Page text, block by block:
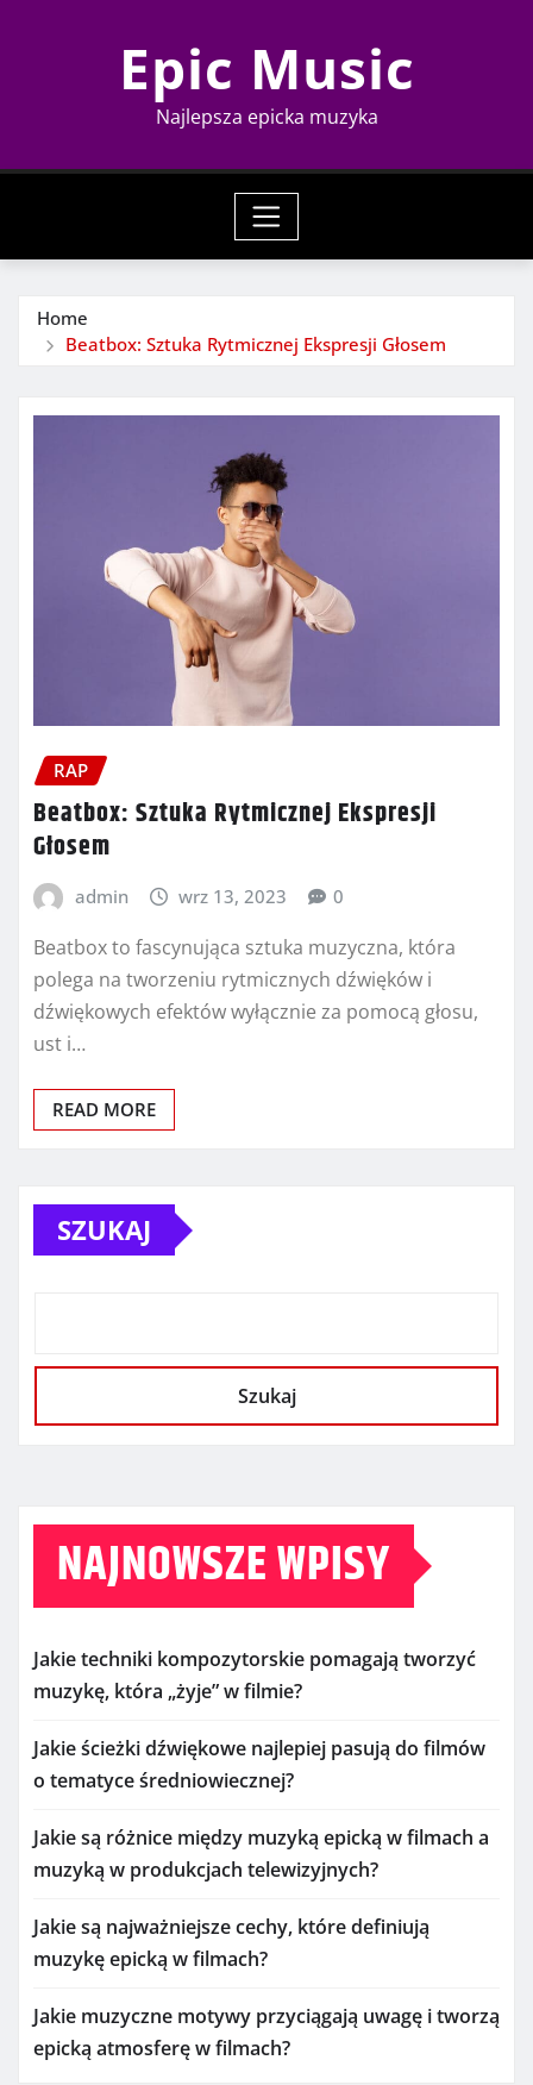
Epic Music
Najlepsza epicka muzyka
Home
Beatbox: Sztuka Rytmicznej Ekspresji Głosem
RAP
Beatbox: Sztuka Rytmicznej Ekspresji
Głosem
admin wrz 13, 2023 0
Beatbox to fascynująca sztuka muzyczna, która
polega na tworzeniu rytmicznych dźwięków i
dźwiękowych efektów wyłącznie za pomocą głosu,
ust i…
READ MORE
SZUKAJ
Szukaj
NAJNOWSZE WPISY
Jakie techniki kompozytorskie pomagają tworzyć
muzykę, która „żyje” w filmie?
Jakie ścieżki dźwiękowe najlepiej pasują do filmów
o tematyce średniowiecznej?
Jakie są różnice między muzyką epicką w filmach a
muzyką w produkcjach telewizyjnych?
Jakie są najważniejsze cechy, które definiują
muzykę epicką w filmach?
Jakie muzyczne motywy przyciągają uwagę i tworzą
epicką atmosferę w filmach?